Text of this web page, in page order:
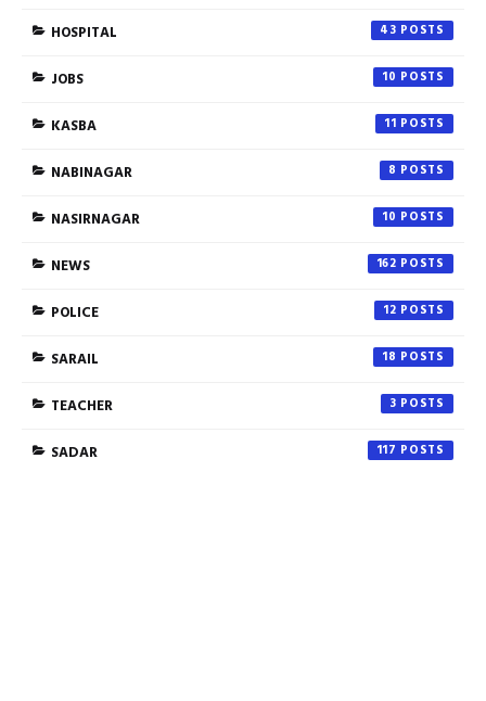
HOSPITAL 43
JOBS 10
KASBA 11
NABINAGAR 8
NASIRNAGAR 10
NEWS 162
POLICE 12
SARAIL 18
TEACHER 3
SADAR 117